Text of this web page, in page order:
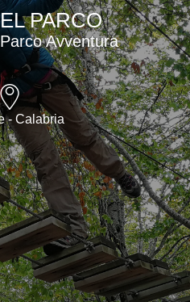
PARCO
Avventura
- Calabria